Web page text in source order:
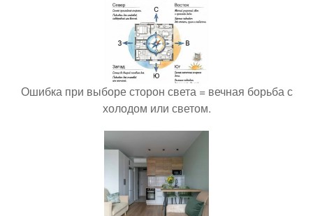
Ошибка при выборе сторон света = вечная борьба с
холодом или светом.